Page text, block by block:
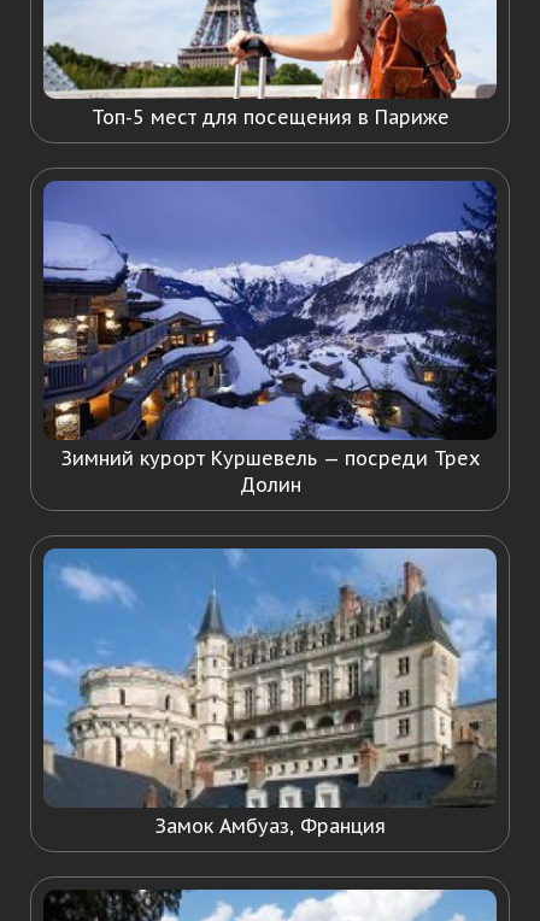
Топ-5 мест для посещения в Париже
Зимний курорт Куршевель — посреди Трех
Долин
Замок Амбуаз, Франция